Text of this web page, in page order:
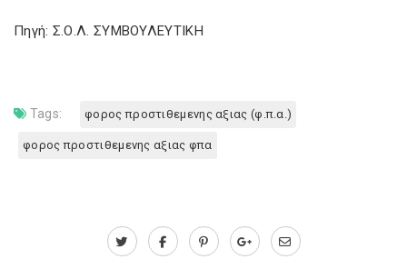
Πηγή: Σ.Ο.Λ. ΣΥΜΒΟΥΛΕΥΤΙΚΗ
Tags: φορος προστιθεμενης αξιας (φ.π.α.)
φορος προστιθεμενης αξιας φπα